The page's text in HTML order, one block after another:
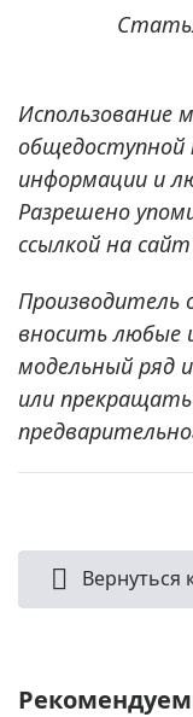
Использование
общедоступной
информации и
Разрешено
ссылкой на сайт
Производитель
вносить любые
модельный ряд
или прекращать
Вернуться